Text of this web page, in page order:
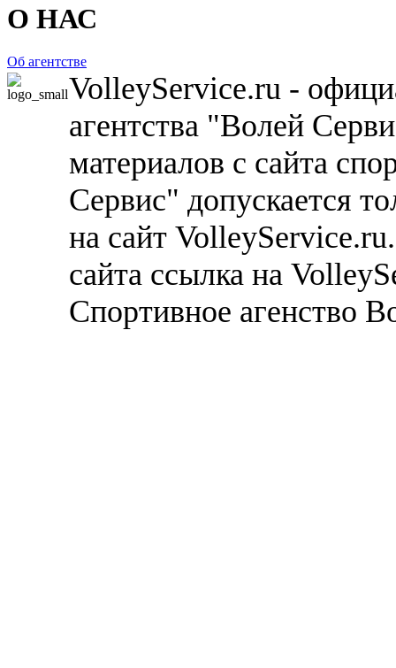
О НАС
Об агентстве
VolleyService.ru -
агентства "Волей
материалов с сайта
Сервис" допускается
на сайт
сайта ссылка на
Спортивное агенство